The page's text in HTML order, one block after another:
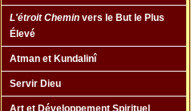
L'étroit Chemin vers le But le Plus
Élevé
Atman et Kundalinî
Servir Dieu